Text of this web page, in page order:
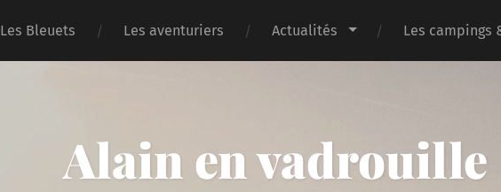
Les Bleuets Les aventuriers Actualités Les campings
Alain en vadrouille